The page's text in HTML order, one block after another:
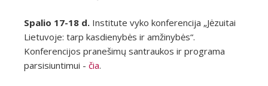
Spalio 17-18 d. Institute vyko konferencija „Jėzuitai
Lietuvoje: tarp kasdienybės ir amžinybės“.
Konferencijos pranešimų santraukos ir programa
parsisiuntimui - čia.